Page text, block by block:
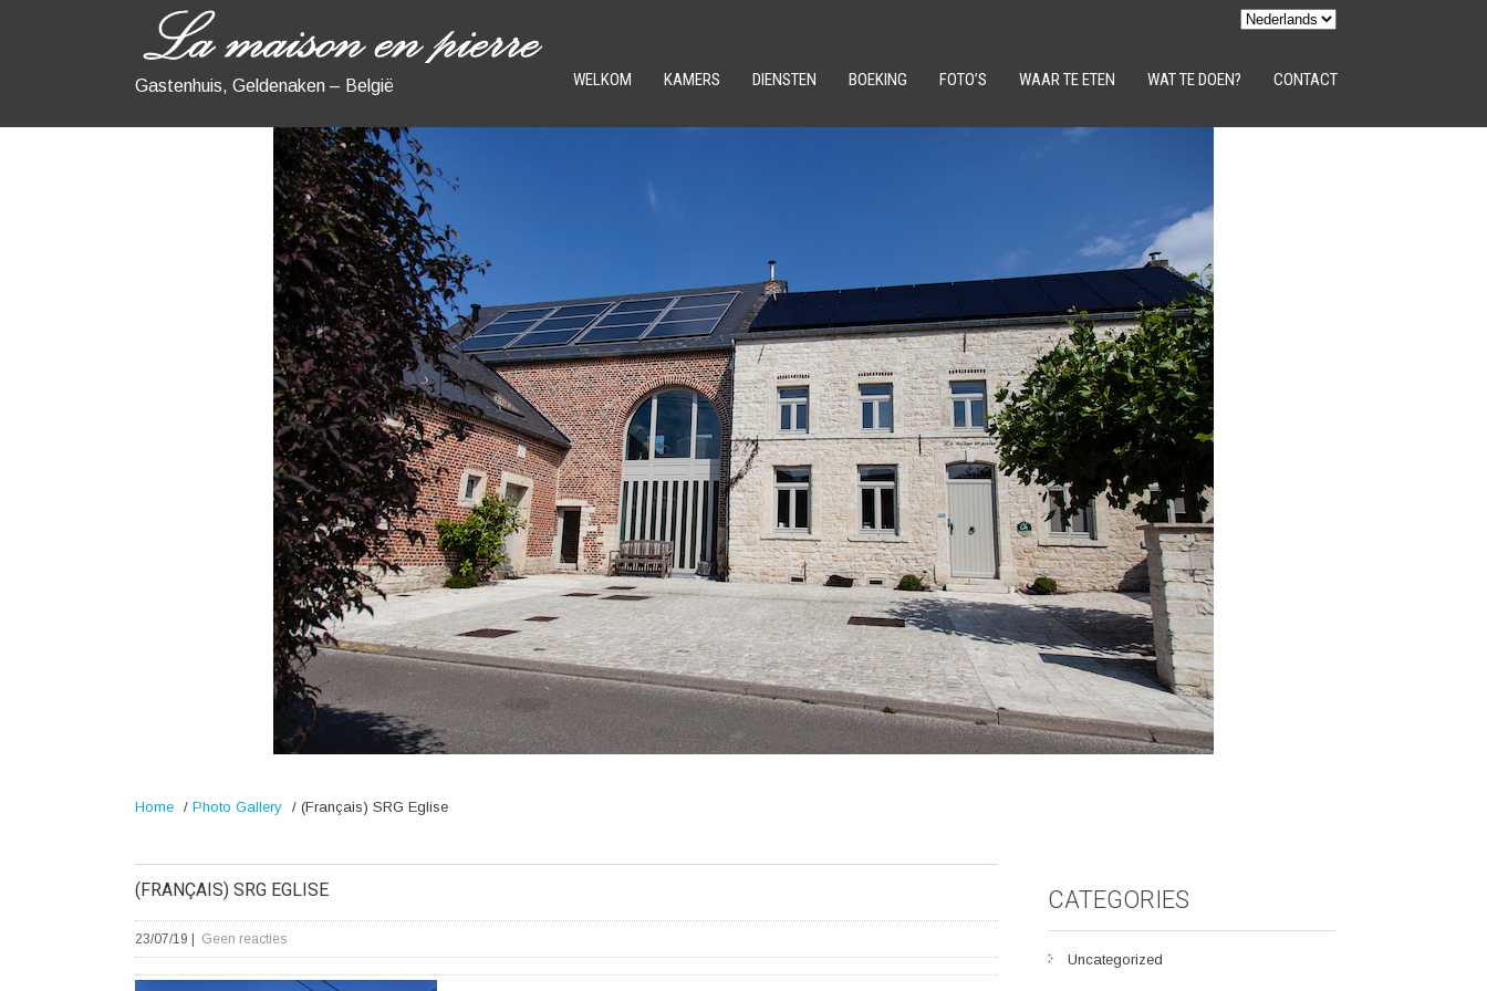
Gastenhuis, Geldenaken – België WELKOM KAMERS DIENSTEN BOEKING FOTO’S WAAR TE ETEN WAT TE DOEN? CONTACT
Home / Photo Gallery / (Français) SRG Eglise
(FRANÇAIS) SRG EGLISE
23/07/19 Geen reacties
CATEGORIES
Uncategorized